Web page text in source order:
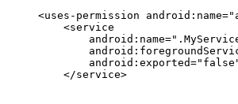
<uses-permission
    <service
    </service>